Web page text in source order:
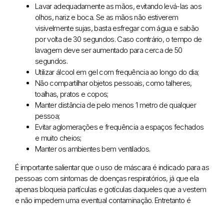
Lavar adequadamente as mãos, evitando levá-las aos
olhos, nariz e boca. Se as mãos não estiverem
visivelmente sujas, basta esfregar com água e sabão
por volta de 30 segundos. Caso contrário, o tempo de
lavagem deve ser aumentado para cerca de 50
segundos.
Utilizar álcool em gel com frequência ao longo do dia;
Não compartilhar objetos pessoais, como talheres,
toalhas, pratos e copos;
Manter distância de pelo menos 1 metro de qualquer
pessoa;
Evitar aglomerações e frequência a espaços fechados
e muito cheios;
Manter os ambientes bem ventilados.
É importante salientar que o uso de máscara é indicado para as
pessoas com sintomas de doenças respiratórios, já que ela
apenas bloqueia partículas e gotículas daqueles que a vestem
e não impedem uma eventual contaminação. Entretanto é